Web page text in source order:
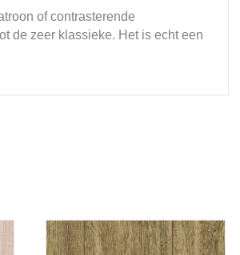
of contrasterende
de zeer klassieke. Het is echt een